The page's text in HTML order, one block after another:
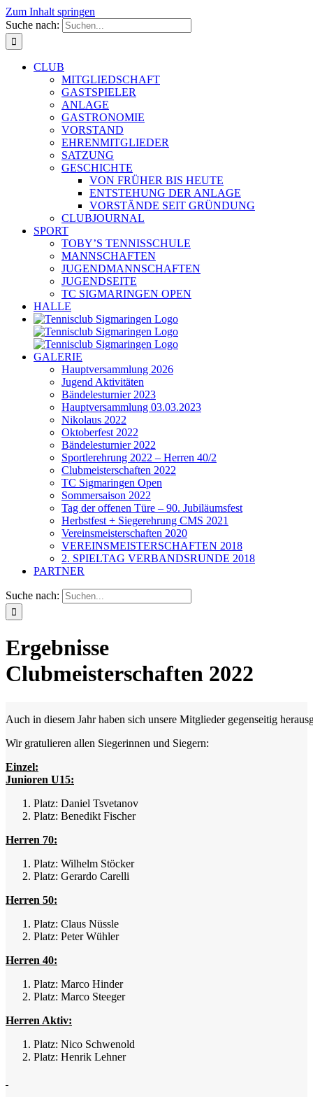
Zum Inhalt springen
Suche nach:
CLUB
MITGLIEDSCHAFT
GASTSPIELER
ANLAGE
GASTRONOMIE
VORSTAND
EHRENMITGLIEDER
SATZUNG
GESCHICHTE
VON FRÜHER BIS HEUTE
ENTSTEHUNG DER ANLAGE
VORSTÄNDE SEIT GRÜNDUNG
CLUBJOURNAL
SPORT
TOBY’S TENNISSCHULE
MANNSCHAFTEN
JUGENDMANNSCHAFTEN
JUGENDSEITE
TC SIGMARINGEN OPEN
HALLE
GALERIE
Hauptversammlung 2026
Jugend Aktivitäten
Bändelesturnier 2023
Hauptversammlung 03.03.2023
Nikolaus 2022
Oktoberfest 2022
Bändelesturnier 2022
Sportlerehrung 2022 – Herren 40/2
Clubmeisterschaften 2022
TC Sigmaringen Open
Sommersaison 2022
Tag der offenen Türe – 90. Jubiläumsfest
Herbstfest + Siegerehrung CMS 2021
Vereinsmeisterschaften 2020
VEREINSMEISTERSCHAFTEN 2018
2. SPIELTAG VERBANDSRUNDE 2018
PARTNER
Suche nach:
Ergebnisse
Clubmeisterschaften 2022
Auch in diesem Jahr haben sich unsere Mitglieder gegenseitig
Wir gratulieren allen Siegerinnen und Siegern:
Einzel:
Junioren U15:
Platz: Daniel Tsvetanov
Platz: Benedikt Fischer
Herren 70:
Platz: Wilhelm Stöcker
Platz: Gerardo Carelli
Herren 50:
Platz: Claus Nüssle
Platz: Peter Wühler
Herren 40:
Platz: Marco Hinder
Platz: Marco Steeger
Herren Aktiv:
Platz: Nico Schwenold
Platz: Henrik Lehner